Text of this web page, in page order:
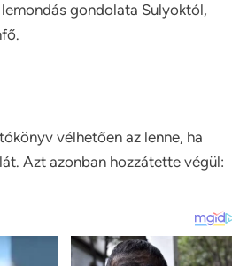
gondolata Sulyoktól,
vélhetően az lenne, ha
Azt azonban hozzátette végül: